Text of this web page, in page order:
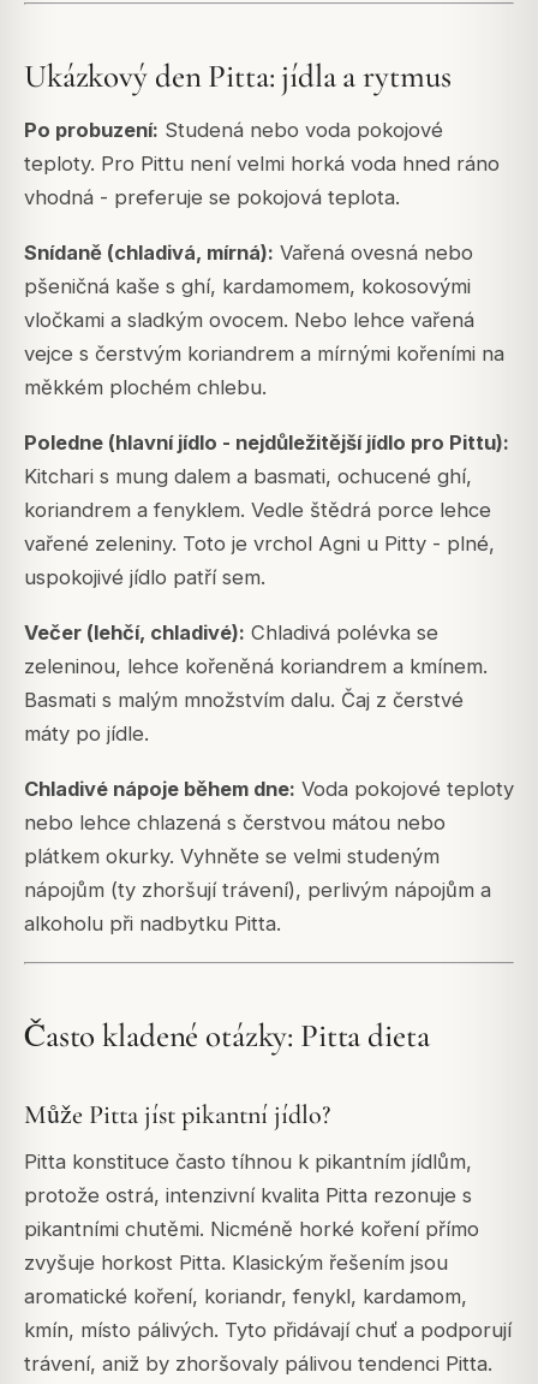
Ukázkový den Pitta: jídla a rytmus
Po probuzení: Studená nebo voda pokojové
teploty. Pro Pittu není velmi horká voda hned ráno
vhodná - preferuje se pokojová teplota.
Snídaně (chladivá, mírná): Vařená ovesná nebo
pšeničná kaše s ghí, kardamomem, kokosovými
vločkami a sladkým ovocem. Nebo lehce vařená
vejce s čerstvým koriandrem a mírnými kořeními na
měkkém plochém chlebu.
Poledne (hlavní jídlo - nejdůležitější jídlo pro Pittu):
Kitchari s mung dalem a basmati, ochucené ghí,
koriandrem a fenyklem. Vedle štědrá porce lehce
vařené zeleniny. Toto je vrchol Agni u Pitty - plné,
uspokojivé jídlo patří sem.
Večer (lehčí, chladivé): Chladivá polévka se
zeleninou, lehce kořeněná koriandrem a kmínem.
Basmati s malým množstvím dalu. Čaj z čerstvé
máty po jídle.
Chladivé nápoje během dne: Voda pokojové teploty
nebo lehce chlazená s čerstvou mátou nebo
plátkem okurky. Vyhněte se velmi studeným
nápojům (ty zhoršují trávení), perlivým nápojům a
alkoholu při nadbytku Pitta.
Často kladené otázky: Pitta dieta
Může Pitta jíst pikantní jídlo?
Pitta konstituce často tíhnou k pikantním jídlům,
protože ostrá, intenzivní kvalita Pitta rezonuje s
pikantními chutěmi. Nicméně horké koření přímo
zvyšuje horkost Pitta. Klasickým řešením jsou
aromatické koření, koriandr, fenykl, kardamom,
kmín, místo pálivých. Tyto přidávají chuť a podporují
trávení, aniž by zhoršovaly pálivou tendenci Pitta.